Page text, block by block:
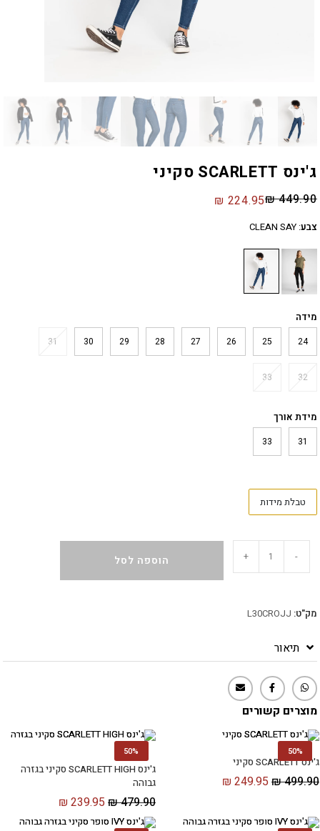
ג'ינס SCARLETT סקיני
₪449.90
₪ 224.95
צבע:
CLEAN SAY
מידה
24
25
26
27
28
29
30
31
32
33
מידת אורך
31
33
טבלת מידות
-
+ הוספה לסל
מק"ט: L30CROJJ
תיאור
מוצרים קשורים
50%
ג'ינס SCARLETT סקיני
₪499.90
₪ 249.95
50%
ג'ינס SCARLETT HIGH סקיני בגזרה
גבוהה
₪479.90
₪ 239.95